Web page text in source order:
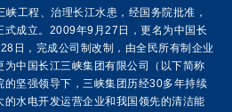
工程、治理长江水患，经国务院批准，
式成立。2009年9月27日，更名为中国长
日，完成公司制改制，由全民所有制企业
中国长江三峡集团有限公司（以下简称
的坚强领导下，三峡集团历经30多年持续
水电开发运营企业和我国领先的清洁能